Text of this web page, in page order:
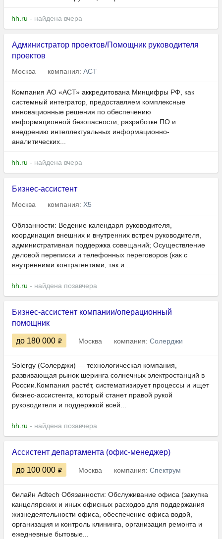
hh.ru - найдена вчера
Администратор проектов/Помощник руководителя
проектов
Москва компания: АСТ
Компания АО «АСТ» аккредитована Минцифры РФ, как
системный интегратор, предоставляем комплексные
инновационные решения по обеспечению
информационной безопасности, разработке ПО и
внедрению интеллектуальных информационно-
аналитических...
hh.ru - найдена вчера
Бизнес-ассистент
Москва компания: Х5
Обязанности: Ведение календаря руководителя,
координация внешних и внутренних встреч руководителя,
административная поддержка совещаний; Осуществление
деловой переписки и телефонных переговоров (как с
внутренними контрагентами, так и...
hh.ru - найдена позавчера
Бизнес-ассистент компании/операционный
помощник
до 180 000 Москва компания: Солерджи
Solergy (Солерджи) — технологическая компания,
развивающая рынок шеринга солнечных электростанций в
России.Компания растёт, систематизирует процессы и ищет
бизнес-ассистента, который станет правой рукой
руководителя и поддержкой всей...
hh.ru - найдена позавчера
Ассистент департамента (офис-менеджер)
до 100 000 Москва компания: Спектрум
билайн Adtech Обязанности: Обслуживание офиса (закупка
канцелярских и иных офисных расходов для поддержания
жизнедеятельности офиса, обеспечение офиса водой,
организация и контроль клининга, организация ремонта и
ежедневные бытовые...